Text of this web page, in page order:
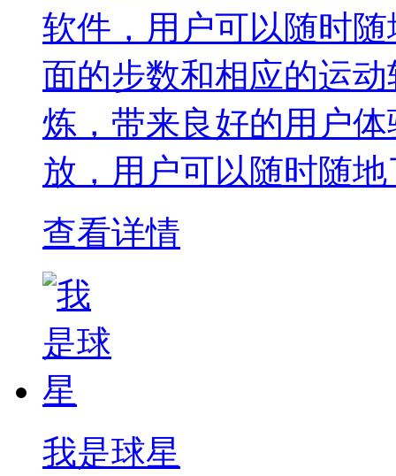
软件，用户可以随时
面的步数和相应的运
炼，带来良好的用户
放，用户可以随时随
查看详情
我是球星